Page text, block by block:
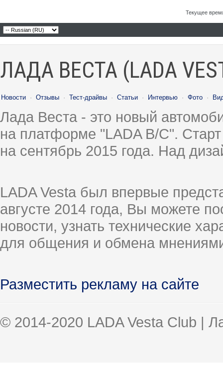
Текущее
ЛАДА ВЕСТА (LADA
Новости · Отзывы · Тест-драйвы · Статьи · Интервью · Фото ·
Лада Веста - это новый
на платформе "LADA B/C".
на сентябрь 2015 года. Над
LADA Vesta был впервые
августе 2014 года, Вы можете
новости, узнать технические
для общения и обмена
Разместить рекламу на сайте
© 2014-2020 LADA Vesta Club |